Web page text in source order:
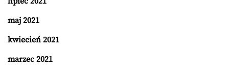
maj 2021
kwiecień 2021
marzec 2021